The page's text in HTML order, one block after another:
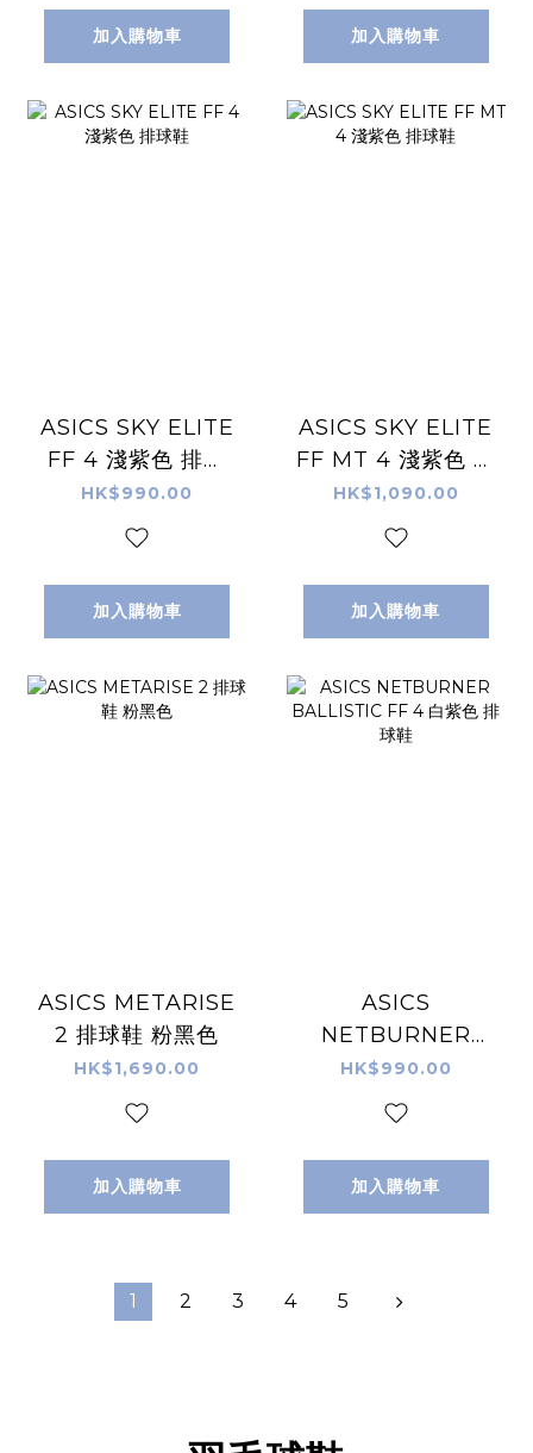
加入購物車 加入購物車
ASICS SKY ELITE
FF 4 淺紫色 排球
鞋
HK$990.00
加入購物車
ASICS SKY ELITE
FF MT 4 淺紫色 排
球鞋
HK$1,090.00
加入購物車
ASICS METARISE
2 排球鞋 粉黑色
HK$1,690.00
加入購物車
ASICS
NETBURNER
BALLISTIC FF 4
白紫色 排球鞋
HK$990.00
加入購物車
1 2 3 4 5